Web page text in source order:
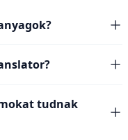
tudnak